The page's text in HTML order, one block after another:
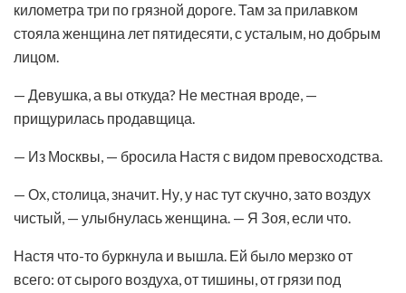
километра три по грязной дороге. Там за прилавком
стояла женщина лет пятидесяти, с усталым, но добрым
лицом.
— Девушка, а вы откуда? Не местная вроде, —
прищурилась продавщица.
— Из Москвы, — бросила Настя с видом превосходства.
— Ох, столица, значит. Ну, у нас тут скучно, зато воздух
чистый, — улыбнулась женщина. — Я Зоя, если что.
Настя что-то буркнула и вышла. Ей было мерзко от
всего: от сырого воздуха, от тишины, от грязи под